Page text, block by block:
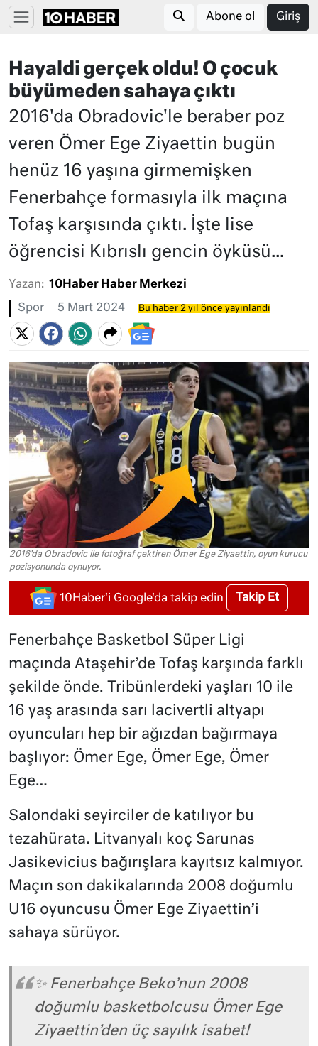
Abone ol Giriş
Hayaldi gerçek oldu! O çocuk
büyümeden sahaya çıktı
2016'da Obradovic'le beraber poz
veren Ömer Ege Ziyaettin bugün
henüz 16 yaşına girmemişken
Fenerbahçe formasıyla ilk maçına
Tofaş karşısında çıktı. İşte lise
öğrencisi Kıbrıslı gencin öyküsü...
Yazan: 10Haber Haber Merkezi
Spor 5 Mart 2024 Bu haber 2 yıl önce yayınlandı
2016'da Obradovic ile fotoğraf çektiren Ömer Ege Ziyaettin, oyun kurucu
pozisyonunda oynuyor.
10Haber'i Google'da takip edin Takip Et
Fenerbahçe Basketbol Süper Ligi
maçında Ataşehir’de Tofaş karşında farklı
şekilde önde. Tribünlerdeki yaşları 10 ile
16 yaş arasında sarı lacivertli altyapı
oyuncuları hep bir ağızdan bağırmaya
başlıyor: Ömer Ege, Ömer Ege, Ömer
Ege…
Salondaki seyirciler de katılıyor bu
tezahürata. Litvanyalı koç Sarunas
Jasikevicius bağırışlara kayıtsız kalmıyor.
Maçın son dakikalarında 2008 doğumlu
U16 oyuncusu Ömer Ege Ziyaettin’i
sahaya sürüyor.
✨ Fenerbahçe Beko’nun 2008
doğumlu basketbolcusu Ömer Ege
Ziyaettin’den üç sayılık isabet!